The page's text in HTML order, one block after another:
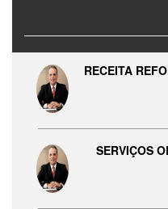
RECEITA
SERVIÇOS